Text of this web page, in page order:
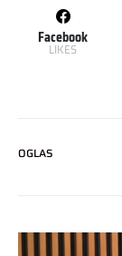
Facebook
LIKES
OGLAS